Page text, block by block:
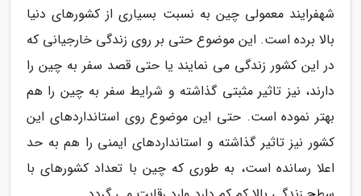
شهفرایند معمولی چین به نسبت بسیاری از کشورهای دنیا
بالا برده است. این موضوع حتی بر روی زندگی خارجیانی که
در این کشور زندگی می نمایند یا حتی قصد سفر به چین را
دارند، نیز تاثیر مثبتی گذاشته و شرایط سفر به چین را هم
بهتر نموده است. حتی این موضوع روی استانداردهای این
کشور نیز تاثیر گذاشته و استانداردهای ایمنی را هم به حد
اعلا رسانده است، به طوری که چین با تعداد کشورهای با